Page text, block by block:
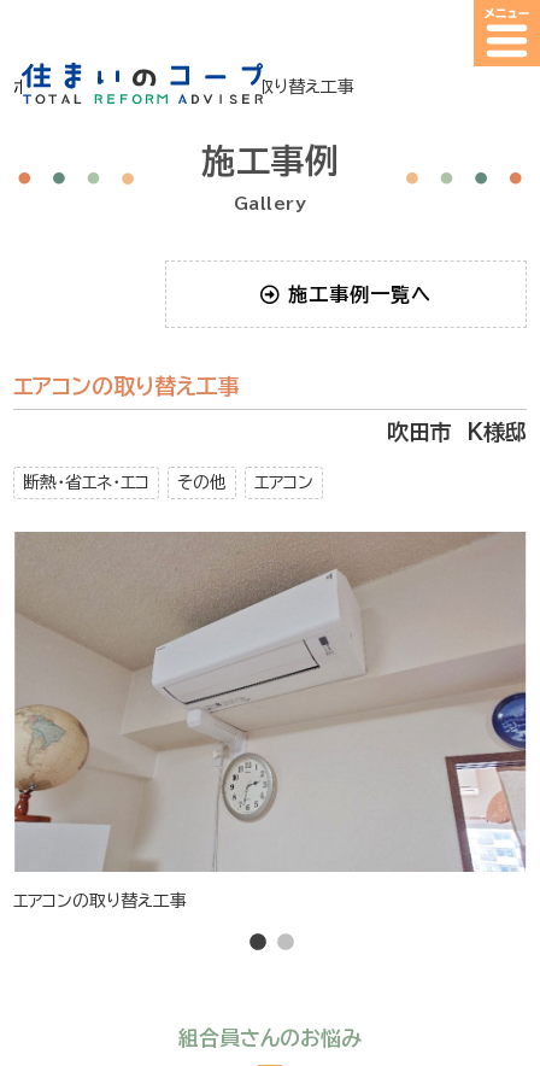
ホーム > 施工事例>エアコンの取り替え工事
施工事例
Gallery
施工事例一覧へ
エアコンの取り替え工事
吹田市 K様邸
断熱・省エネ・エコ その他 エアコン
エアコンの取り替え工事
組合員さんのお悩み